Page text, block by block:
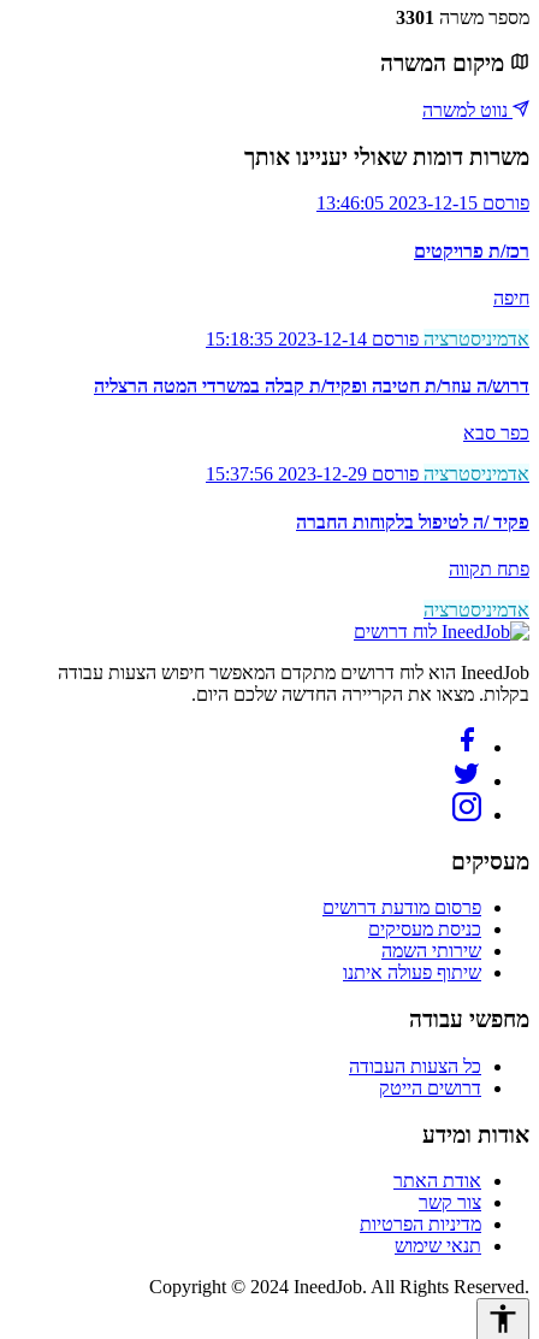
מספר משרה 3301
מיקום המשרה
נווט למשרה
משרות דומות שאולי יעניינו אותך
פורסם 2023-12-15 13:46:05
רכז/ת פרויקטים
חיפה
אדמיניסטרציה פורסם 2023-12-14 15:18:35
דרוש/ה עוזר/ת חטיבה ופקיד/ת קבלה במשרדי המטה הרצליה
כפר סבא
אדמיניסטרציה פורסם 2023-12-29 15:37:56
פקיד /ה לטיפול בלקוחות החברה
פתח תקווה
אדמיניסטרציה
לוח דרושים
IneedJob הוא לוח דרושים מתקדם המאפשר חיפוש הצעות עבודה
בקלות. מצאו את הקריירה החדשה שלכם היום.
מעסיקים
פרסום מודעת דרושים
כניסת מעסיקים
שירותי השמה
שיתוף פעולה איתנו
מחפשי עבודה
כל הצעות העבודה
דרושים הייטק
אודות ומידע
אודת האתר
צור קשר
מדיניות הפרטיות
תנאי שימוש
Copyright © 2024 IneedJob. All Rights Reserved.